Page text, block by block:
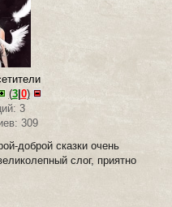
(3| 0)
3
309
доброй сказки очень
слог, приятно